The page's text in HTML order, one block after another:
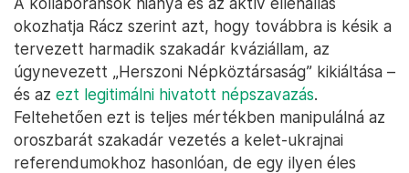
okozhatja Rácz szerint azt, hogy továbbra is késik a
tervezett harmadik szakadár kváziállam, az
úgynevezett „Herszoni Népköztársaság” kikiáltása –
és az ezt legitimálni hivatott népszavazás.
Feltehetően ezt is teljes mértékben manipulálná az
oroszbarát szakadár vezetés a kelet-ukrajnai
referendumokhoz hasonlóan, de egy ilyen éles